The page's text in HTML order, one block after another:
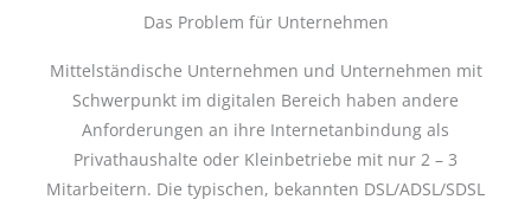
Das Problem für Unternehmen
Mittelständische Unternehmen und Unternehmen mit
Schwerpunkt im digitalen Bereich haben andere
Anforderungen an ihre Internetanbindung als
Privathaushalte oder Kleinbetriebe mit nur 2 – 3
Mitarbeitern. Die typischen, bekannten DSL/ADSL/SDSL